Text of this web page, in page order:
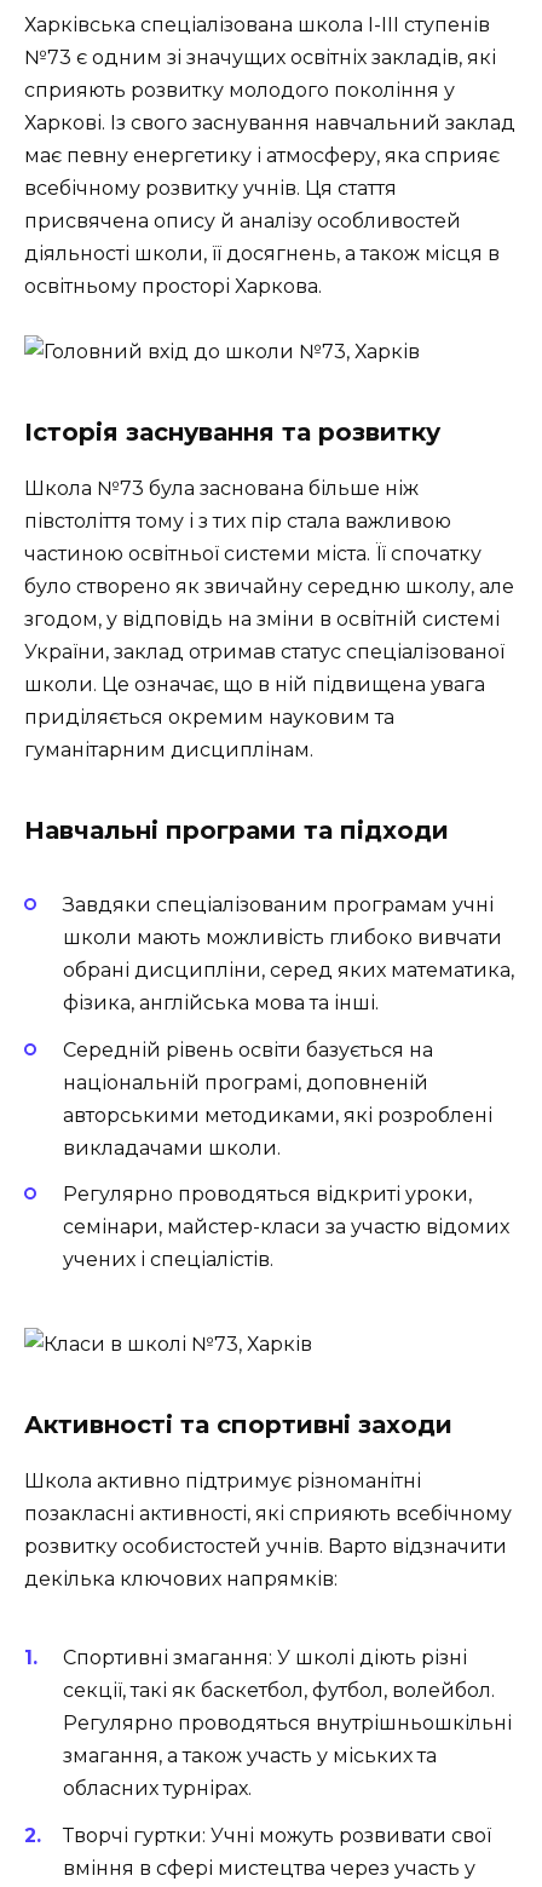
Харківська спеціалізована школа I-III ступенів
№73 є одним зі значущих освітніх закладів, які
сприяють розвитку молодого покоління у
Харкові. Із свого заснування навчальний заклад
має певну енергетику і атмосферу, яка сприяє
всебічному розвитку учнів. Ця стаття
присвячена опису й аналізу особливостей
діяльності школи, її досягнень, а також місця в
освітньому просторі Харкова.
Історія заснування та розвитку
Школа №73 була заснована більше ніж
півстоліття тому і з тих пір стала важливою
частиною освітньої системи міста. Її спочатку
було створено як звичайну середню школу, але
згодом, у відповідь на зміни в освітній системі
України, заклад отримав статус спеціалізованої
школи. Це означає, що в ній підвищена увага
приділяється окремим науковим та
гуманітарним дисциплінам.
Навчальні програми та підходи
Завдяки спеціалізованим програмам учні
школи мають можливість глибоко вивчати
обрані дисципліни, серед яких математика,
фізика, англійська мова та інші.
Середній рівень освіти базується на
національній програмі, доповненій
авторськими методиками, які розроблені
викладачами школи.
Регулярно проводяться відкриті уроки,
семінари, майстер-класи за участю відомих
учених і спеціалістів.
Активності та спортивні заходи
Школа активно підтримує різноманітні
позакласні активності, які сприяють всебічному
розвитку особистостей учнів. Варто відзначити
декілька ключових напрямків:
Спортивні змагання: У школі діють різні
секції, такі як баскетбол, футбол, волейбол.
Регулярно проводяться внутрішньошкільні
змагання, а також участь у міських та
обласних турнірах.
Творчі гуртки: Учні можуть розвивати свої
вміння в сфері мистецтва через участь у